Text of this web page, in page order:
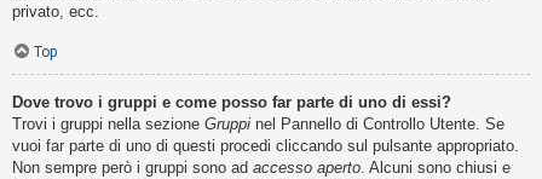
privato, ecc.
Top
Dove trovo i gruppi e come posso far parte di uno di essi?
Trovi i gruppi nella sezione Gruppi nel Pannello di Controllo Utente. Se
vuoi far parte di uno di questi procedi cliccando sul pulsante appropriato.
Non sempre però i gruppi sono ad accesso aperto. Alcuni sono chiusi e